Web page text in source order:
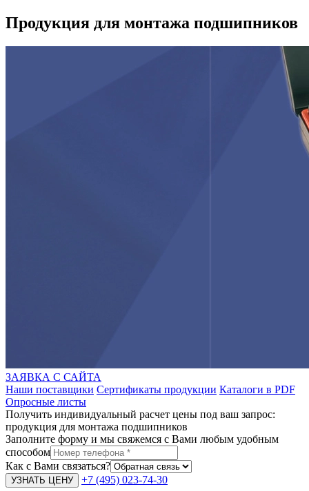
Продукция для монтажа подшипников
ЗАЯВКА С САЙТА
Наши поставщики Сертификаты продукции Каталоги в PDF
Опросные листы
Получить индивидуальный расчет цены под ваш запрос:
продукция для монтажа подшипников
Заполните форму и мы свяжемся с Вами любым удобным
способом
Как с Вами связаться?
+7 (495) 023-74-30